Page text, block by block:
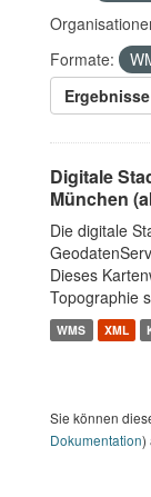
Formate:
Digitale
München
Die digitale
Dieses
Topographie
WMS XML
Sie können
Dokumentation)